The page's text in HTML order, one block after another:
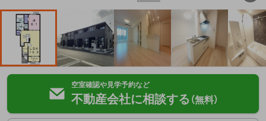
空室確認や見学予約など
不動産会社に相談する （無料）